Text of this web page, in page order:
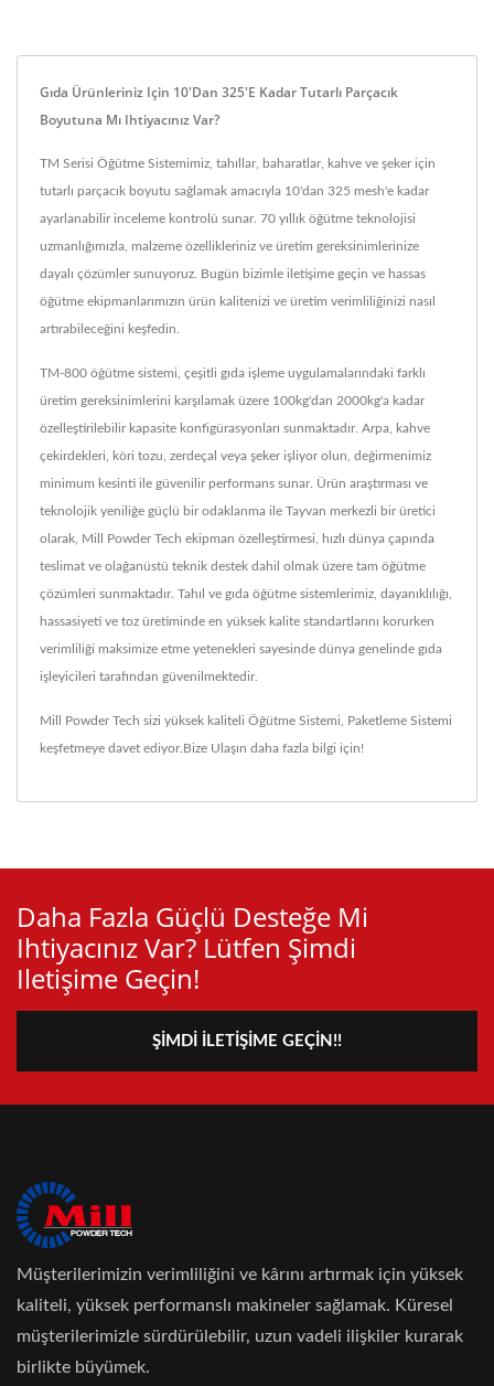
Gıda Ürünleriniz Için 10'dan 325'e Kadar Tutarlı Parçacık
Boyutuna Mı Ihtiyacınız Var?
TM Serisi Öğütme Sistemimiz, tahıllar, baharatlar, kahve ve şeker için
tutarlı parçacık boyutu sağlamak amacıyla 10'dan 325 mesh'e kadar
ayarlanabilir inceleme kontrolü sunar. 70 yıllık öğütme teknolojisi
uzmanlığımızla, malzeme özellikleriniz ve üretim gereksinimlerinize
dayalı çözümler sunuyoruz. Bugün bizimle iletişime geçin ve hassas
öğütme ekipmanlarımızın ürün kalitenizi ve üretim verimliliğinizi nasıl
artırabileceğini keşfedin.
TM-800 öğütme sistemi, çeşitli gıda işleme uygulamalarındaki farklı
üretim gereksinimlerini karşılamak üzere 100kg'dan 2000kg'a kadar
özelleştirilebilir kapasite konfigürasyonları sunmaktadır. Arpa, kahve
çekirdekleri, köri tozu, zerdeçal veya şeker işliyor olun, değirmenimiz
minimum kesinti ile güvenilir performans sunar. Ürün araştırması ve
teknolojik yeniliğe güçlü bir odaklanma ile Tayvan merkezli bir üretici
olarak, Mill Powder Tech ekipman özelleştirmesi, hızlı dünya çapında
teslimat ve olağanüstü teknik destek dahil olmak üzere tam öğütme
çözümleri sunmaktadır. Tahıl ve gıda öğütme sistemlerimiz, dayanıklılığı,
hassasiyeti ve toz üretiminde en yüksek kalite standartlarını korurken
verimliliği maksimize etme yetenekleri sayesinde dünya genelinde gıda
işleyicileri tarafından güvenilmektedir.
Mill Powder Tech sizi yüksek kaliteli Öğütme Sistemi Paketleme Sistemi
keşfetmeye davet ediyor. Bize Ulaşın daha fazla bilgi için!
Daha Fazla Güçlü Desteğe Mi
Ihtiyacınız Var? Lütfen Şimdi
Iletişime Geçin!
ŞIMDI İLETIŞIME GEÇIN!!
Müşterilerimizin verimliliğini ve kârını artırmak için yüksek
kaliteli, yüksek performanslı makineler sağlamak. Küresel
müşterilerimizle sürdürülebilir, uzun vadeli ilişkiler kurarak
birlikte büyümek.